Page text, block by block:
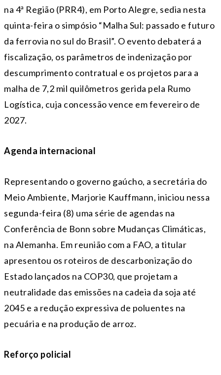
na 4ª Região (PRR4), em Porto Alegre, sedia nesta
quinta-feira o simpósio “Malha Sul: passado e futuro
da ferrovia no sul do Brasil”. O evento debaterá a
fiscalização, os parâmetros de indenização por
descumprimento contratual e os projetos para a
malha de 7,2 mil quilômetros gerida pela Rumo
Logística, cuja concessão vence em fevereiro de
2027.
Agenda internacional
Representando o governo gaúcho, a secretária do
Meio Ambiente, Marjorie Kauffmann, iniciou nessa
segunda-feira (8) uma série de agendas na
Conferência de Bonn sobre Mudanças Climáticas,
na Alemanha. Em reunião com a FAO, a titular
apresentou os roteiros de descarbonização do
Estado lançados na COP30, que projetam a
neutralidade das emissões na cadeia da soja até
2045 e a redução expressiva de poluentes na
pecuária e na produção de arroz.
Reforço policial